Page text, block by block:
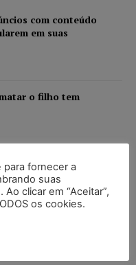
com conteúdo
em suas
o filho tem
compra de veículos
e autistas de todos os
de empregado que
para fornecer a
suas
clicar em “Aceitar”,
os cookies.